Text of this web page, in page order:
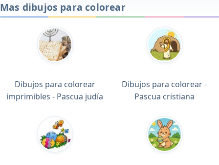
Mas dibujos para colorear
Dibujos para colorear
imprimibles - Pascua judía
Dibujos para colorear -
Pascua cristiana